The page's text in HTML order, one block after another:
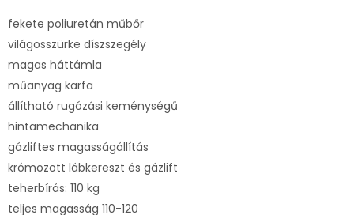
fekete poliuretán műbőr
világosszürke díszszegély
magas háttámla
műanyag karfa
állítható rugózási keménységű
hintamechanika
gázliftes magasságállítás
krómozott lábkereszt és gázlift
teherbírás: 110 kg
teljes magasság 110-120